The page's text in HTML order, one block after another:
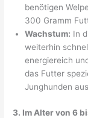
benötigen
300 Gramm
Wachstum: In
weiterhin
energiereich
das Futter
Junghunden
3. Im Alter von 6